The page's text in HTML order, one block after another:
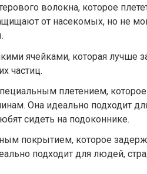
волокна, которое
от насекомых, но не
ячейками, которая лучше
частиц.
плетением,
Она идеально подходит
сидеть на подоконнике.
покрытием, которое
подходит для людей,